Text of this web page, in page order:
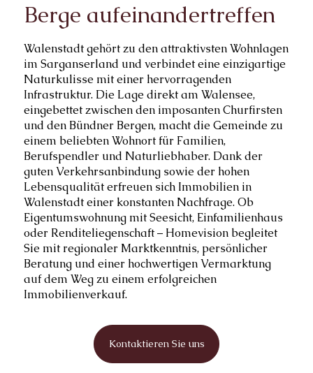
Berge aufeinandertreffen
Walenstadt gehört zu den attraktivsten Wohnlagen
im Sarganserland und verbindet eine einzigartige
Naturkulisse mit einer hervorragenden
Infrastruktur. Die Lage direkt am Walensee,
eingebettet zwischen den imposanten Churfirsten
und den Bündner Bergen, macht die Gemeinde zu
einem beliebten Wohnort für Familien,
Berufspendler und Naturliebhaber. Dank der
guten Verkehrsanbindung sowie der hohen
Lebensqualität erfreuen sich Immobilien in
Walenstadt einer konstanten Nachfrage. Ob
Eigentumswohnung mit Seesicht, Einfamilienhaus
oder Renditeliegenschaft – Homevision begleitet
Sie mit regionaler Marktkenntnis, persönlicher
Beratung und einer hochwertigen Vermarktung
auf dem Weg zu einem erfolgreichen
Immobilienverkauf.
Kontaktieren Sie uns